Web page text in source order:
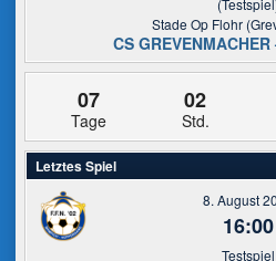
Stade Op Flohr
CS
07
Tage
02
Std.
Letztes Spiel
8. August
16:00
Testspiel